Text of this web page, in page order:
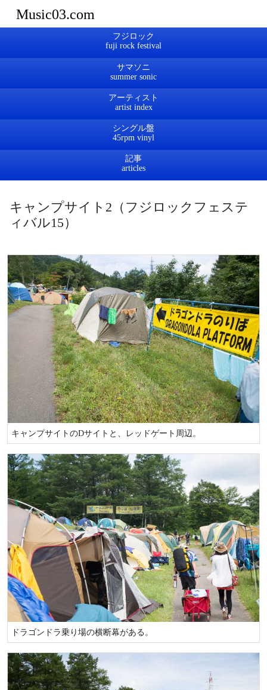
Music03.com
フジロック
サマソニ
アーティスト
シングル盤
記事
キャンプサイト2（フジロックフェステ
ィバル15）
キャンプサイトのDサイトと、レッドゲート周辺。
ドラゴンドラ乗り場の横断幕がある。